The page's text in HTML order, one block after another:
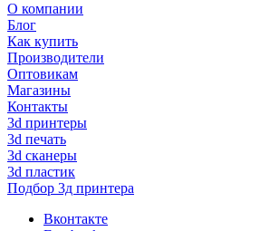
О компании
Блог
Как купить
Производители
Оптовикам
Магазины
Контакты
3d принтеры
3d печать
3d сканеры
3d пластик
Подбор 3д принтера
Вконтакте